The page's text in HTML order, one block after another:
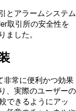
とアラームシステム
取引所の安全性を
ました。
非常に便利かつ効果
、実際のユーザーの
できるようにアッ